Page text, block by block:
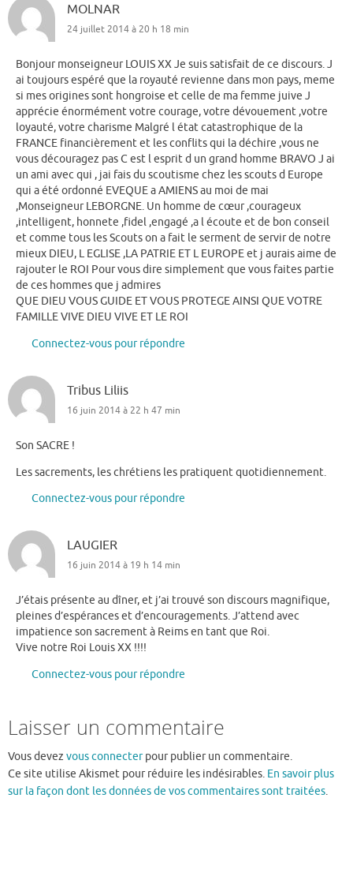
MOLNAR
24 juillet 2014 à 20 h 18 min
Bonjour monseigneur LOUIS XX Je suis satisfait de ce discours. J
ai toujours espéré que la royauté revienne dans mon pays, meme
si mes origines sont hongroise et celle de ma femme juive J
apprécie énormément votre courage, votre dévouement ,votre
loyauté, votre charisme Malgré l état catastrophique de la
FRANCE financièrement et les conflits qui la déchire ,vous ne
vous découragez pas C est l esprit d un grand homme BRAVO J ai
un ami avec qui , jai fais du scoutisme chez les scouts d Europe
qui a été ordonné EVEQUE a AMIENS au moi de mai
,Monseigneur LEBORGNE. Un homme de cœur ,courageux
,intelligent, honnete ,fidel ,engagé ,a l écoute et de bon conseil
et comme tous les Scouts on a fait le serment de servir de notre
mieux DIEU, L EGLISE ,LA PATRIE ET L EUROPE et j aurais aime de
rajouter le ROI Pour vous dire simplement que vous faites partie
de ces hommes que j admires
QUE DIEU VOUS GUIDE ET VOUS PROTEGE AINSI QUE VOTRE
FAMILLE VIVE DIEU VIVE ET LE ROI
Connectez-vous pour répondre
Tribus Liliis
16 juin 2014 à 22 h 47 min
Son SACRE !
Les sacrements, les chrétiens les pratiquent quotidiennement.
Connectez-vous pour répondre
LAUGIER
16 juin 2014 à 19 h 14 min
J’étais présente au dîner, et j’ai trouvé son discours magnifique,
pleines d’espérances et d’encouragements. J’attend avec
impatience son sacrement à Reims en tant que Roi.
Vive notre Roi Louis XX !!!!
Connectez-vous pour répondre
Laisser un commentaire
Vous devez vous connecterpour publier un commentaire.
Ce site utilise Akismet pour réduire les indésirables. En savoir plus
sur la façon dont les données de vos commentaires sont traitées.